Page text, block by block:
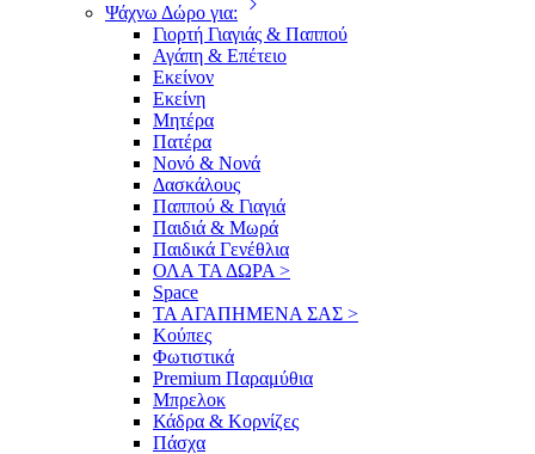
Ψάχνω Δώρο για:
Γιορτή Γιαγιάς & Παππού
Αγάπη & Επέτειο
Εκείνον
Εκείνη
Μητέρα
Πατέρα
Νονό & Νονά
Δασκάλους
Παππού & Γιαγιά
Παιδιά & Μωρά
Παιδικά Γενέθλια
ΟΛΑ ΤΑ ΔΩΡΑ >
Space
ΤΑ ΑΓΑΠΗΜΕΝΑ ΣΑΣ >
Κούπες
Φωτιστικά
Premium Παραμύθια
Μπρελοκ
Κάδρα & Κορνίζες
Πάσχα